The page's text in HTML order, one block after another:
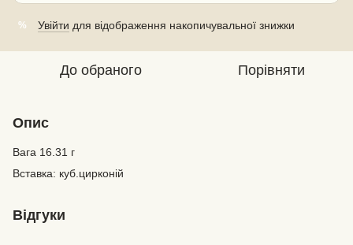
% Увійти для відображення накопичувальної знижки
До обраного Порівняти
Опис
Вага 16.31 г
Вставка: куб.цирконій
Відгуки